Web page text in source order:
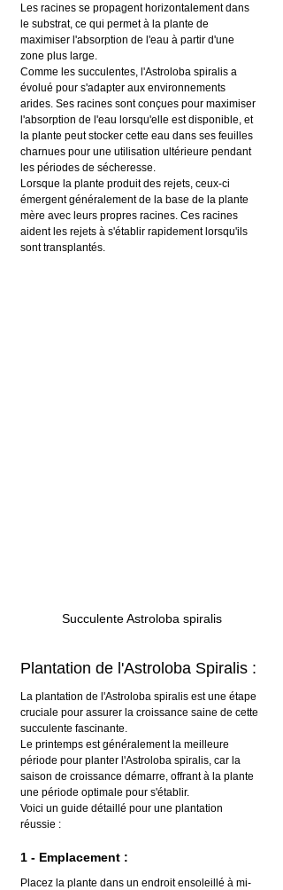
Les racines se propagent horizontalement dans
le substrat, ce qui permet à la plante de
maximiser l'absorption de l'eau à partir d'une
zone plus large.
Comme les succulentes, l'Astroloba spiralis a
évolué pour s'adapter aux environnements
arides. Ses racines sont conçues pour maximiser
l'absorption de l'eau lorsqu'elle est disponible, et
la plante peut stocker cette eau dans ses feuilles
charnues pour une utilisation ultérieure pendant
les périodes de sécheresse.
Lorsque la plante produit des rejets, ceux-ci
émergent généralement de la base de la plante
mère avec leurs propres racines. Ces racines
aident les rejets à s'établir rapidement lorsqu'ils
sont transplantés.
Succulente Astroloba spiralis
Plantation de l'Astroloba Spiralis :
La plantation de l'Astroloba spiralis est une étape
cruciale pour assurer la croissance saine de cette
succulente fascinante.
Le printemps est généralement la meilleure
période pour planter l'Astroloba spiralis, car la
saison de croissance démarre, offrant à la plante
une période optimale pour s'établir.
Voici un guide détaillé pour une plantation
réussie :
1 - Emplacement :
Placez la plante dans un endroit ensoleillé à mi-